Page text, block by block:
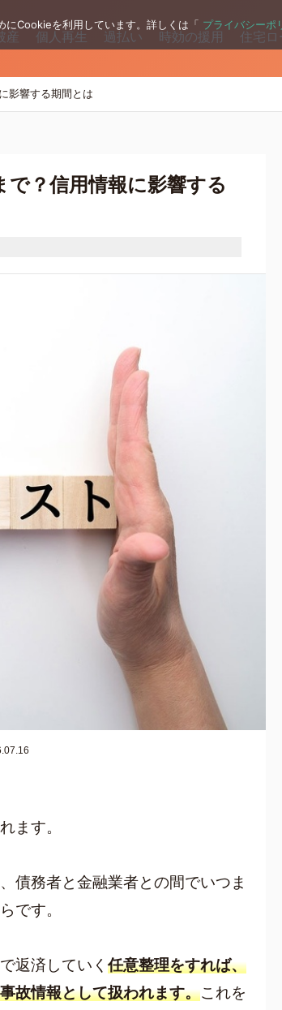
産 個人再生 過払い 時効の援用 住宅ロ
影響する期間とは
？信用情報に影響する
ます。
債務者と金融業者との間でいつま
です。
返済していく任意整理をすれば、
故情報として扱われます。これを
にCookieを利用しています。詳しくは「 プライバシーポ